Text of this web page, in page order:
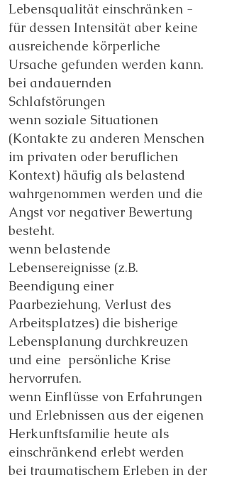
Lebensqualität einschränken -
für dessen Intensität aber keine
ausreichende körperliche
Ursache gefunden werden kann.
bei andauernden
Schlafstörungen
wenn soziale Situationen
(Kontakte zu anderen Menschen
im privaten oder beruflichen
Kontext) häufig als belastend
wahrgenommen werden und die
Angst vor negativer Bewertung
besteht.
wenn belastende
Lebensereignisse (z.B.
Beendigung einer
Paarbeziehung, Verlust des
Arbeitsplatzes) die bisherige
Lebensplanung durchkreuzen
und eine persönliche Krise
hervorrufen.
wenn Einflüsse von Erfahrungen
und Erlebnissen aus der eigenen
Herkunftsfamilie heute als
einschränkend erlebt werden
bei traumatischem Erleben in der